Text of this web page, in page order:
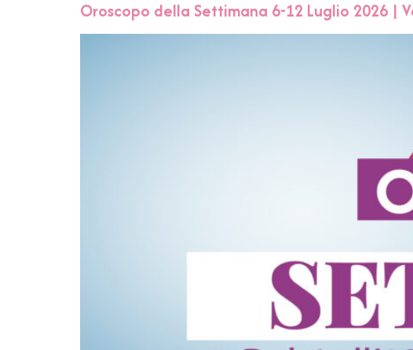
Oroscopo della Settimana 6-12 Luglio 2026 |